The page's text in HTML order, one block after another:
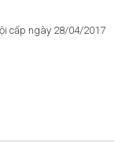
cấp ngày 28/04/2017